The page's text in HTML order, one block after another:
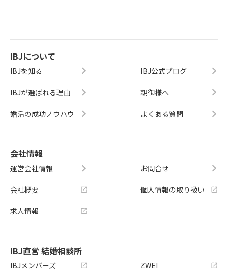
IBJについて
IBJを知る
IBJが選ばれる理由
婚活の成功ノウハウ
IBJ公式ブログ
親御様へ
よくある質問
会社情報
運営会社情報
会社概要
求人情報
お問合せ
個人情報の取り扱い
IBJ直営 結婚相談所
IBJメンバーズ ZWEI